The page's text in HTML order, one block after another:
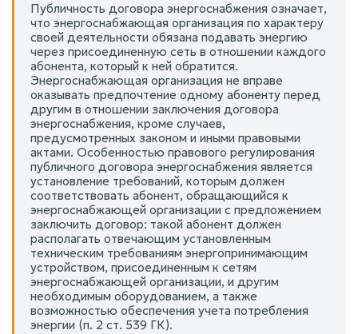
Публичность договора энергоснабжения означает,
что энергоснабжающая организация по характеру
своей деятельности обязана подавать энергию
через присоединенную сеть в отношении каждого
абонента, который к ней обратится.
Энергоснабжающая организация не вправе
оказывать предпочтение одному абоненту перед
другим в отношении заключения договора
энергоснабжения, кроме случаев,
предусмотренных законом и иными правовыми
актами. Особенностью правового регулирования
публичного договора энергоснабжения является
установление требований, которым должен
соответствовать абонент, обращающийся к
энергоснабжающей организации с предложением
заключить договор: такой абонент должен
располагать отвечающим установленным
техническим требованиям энергопринимающим
устройством, присоединенным к сетям
энергоснабжающей организации, и другим
необходимым оборудованием, а также
возможностью обеспечения учета потребления
энергии (п. 2 ст. 539 ГК).